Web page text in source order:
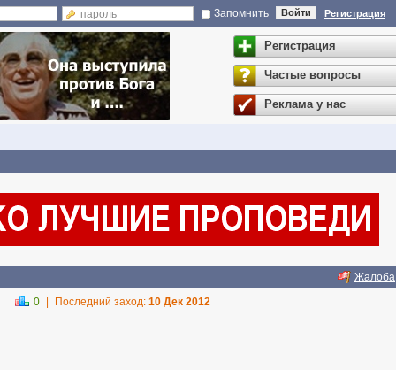
Запомнить Войти Регистрация
Регистрация
Частые вопросы
Реклама у нас
Жалоба
0 Последний заход: 10 Дек 2012